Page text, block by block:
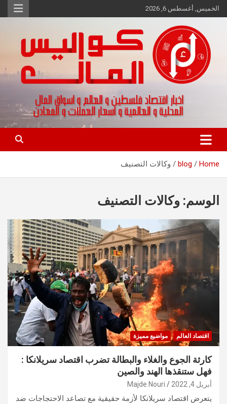
Skip
to
الخميس, أغسطس 6, 2026
كواليس المال
اخبار اقتصاد فلسطين و العالم و تقارير اسواق المال و العملات
Home
blog وكالات التصنيف
الوسم: وكالات التصنيف
اقتصاد العالم مواضيع مميزة
كارثة الجوع والغلاء والبطالة تضرب اقتصاد سريلانكا :
فهل ستنقذها الهند والصين
أبريل 4, 2022 Majde Nouri
يتعرض اقتصاد سريلانكا لأزمة حقيقية مع تصاعد الاحتجاجات ضد